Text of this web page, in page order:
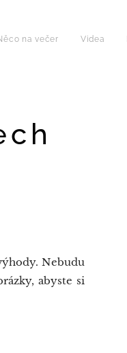
na večer Videa
Nebudu
abyste si